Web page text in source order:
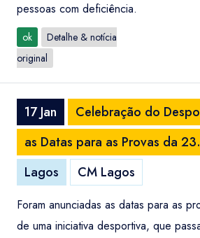
pessoas com deficiência.
ok
Detalhe & notícia
original
17 Jan
Celebração do
as Datas para as Provas da
Lagos
CM Lagos
Foram anunciadas as datas para as
de uma iniciativa desportiva, que